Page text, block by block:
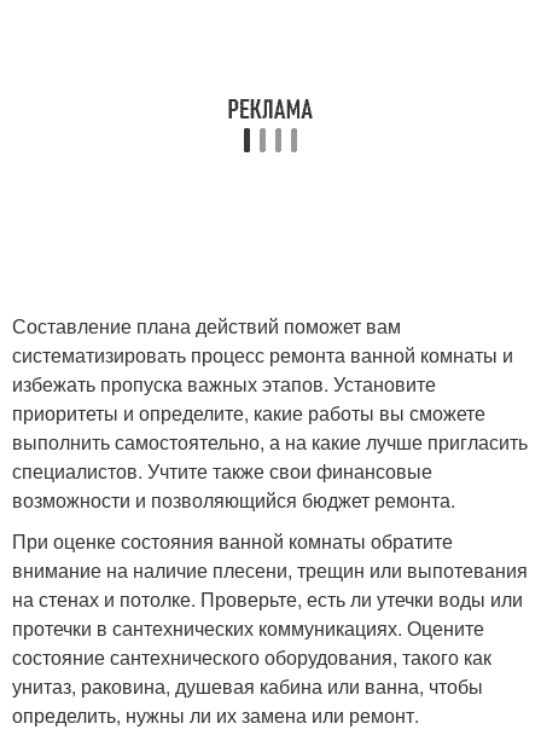
Составление плана действий поможет вам
систематизировать процесс ремонта ванной комнаты и
избежать пропуска важных этапов. Установите
приоритеты и определите, какие работы вы сможете
выполнить самостоятельно, а на какие лучше пригласить
специалистов. Учтите также свои финансовые
возможности и позволяющийся бюджет ремонта.
При оценке состояния ванной комнаты обратите
внимание на наличие плесени, трещин или выпотевания
на стенах и потолке. Проверьте, есть ли утечки воды или
протечки в сантехнических коммуникациях. Оцените
состояние сантехнического оборудования, такого как
унитаз, раковина, душевая кабина или ванна, чтобы
определить, нужны ли их замена или ремонт.